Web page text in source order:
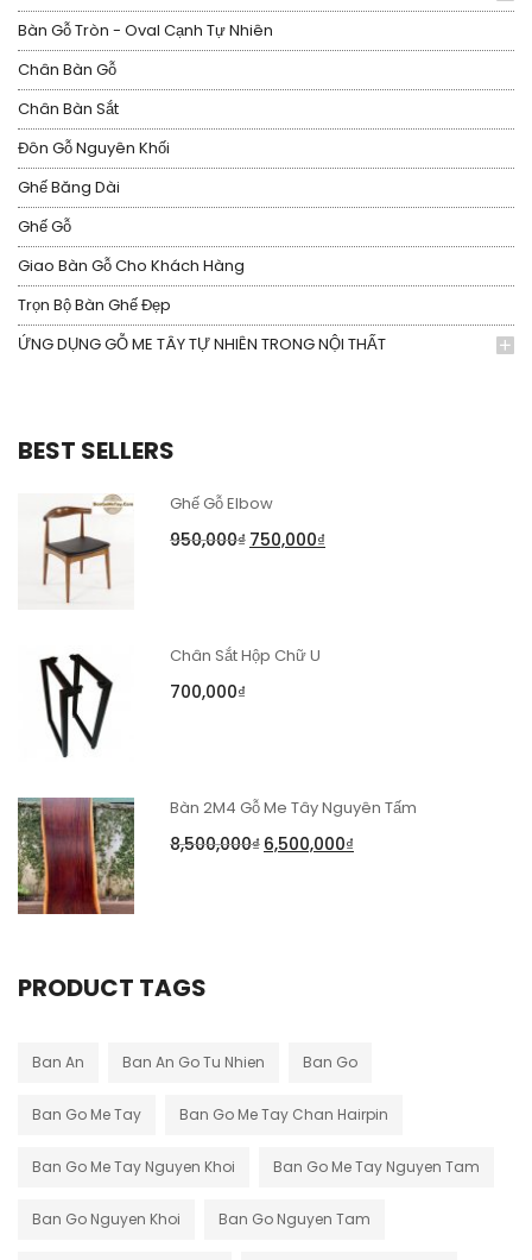
Bàn Gỗ Tròn - Oval Cạnh Tự Nhiên
Chân Bàn Gỗ
Chân Bàn Sắt
Đôn Gỗ Nguyên Khối
Ghế Băng Dài
Ghế Gỗ
Giao Bàn Gỗ Cho Khách Hàng
Trọn Bộ Bàn Ghế Đẹp
ỨNG DỤNG GỖ ME TÂY TỰ NHIÊN TRONG NỘI THẤT
BEST SELLERS
Ghế Gỗ Elbow
950,000₫ 750,000₫
Chân Sắt Hộp Chữ U
700,000₫
Bàn 2M4 Gỗ Me Tây Nguyên Tấm
8,500,000₫ 6,500,000₫
PRODUCT TAGS
Ban An Ban An Go Tu Nhien Ban Go
Ban Go Me Tay Ban Go Me Tay Chan Hairpin
Ban Go Me Tay Nguyen Khoi Ban Go Me Tay Nguyen Tam
Ban Go Nguyen Khoi Ban Go Nguyen Tam